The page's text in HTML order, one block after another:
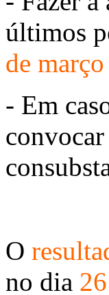
últimos
de
- Em
O
no dia